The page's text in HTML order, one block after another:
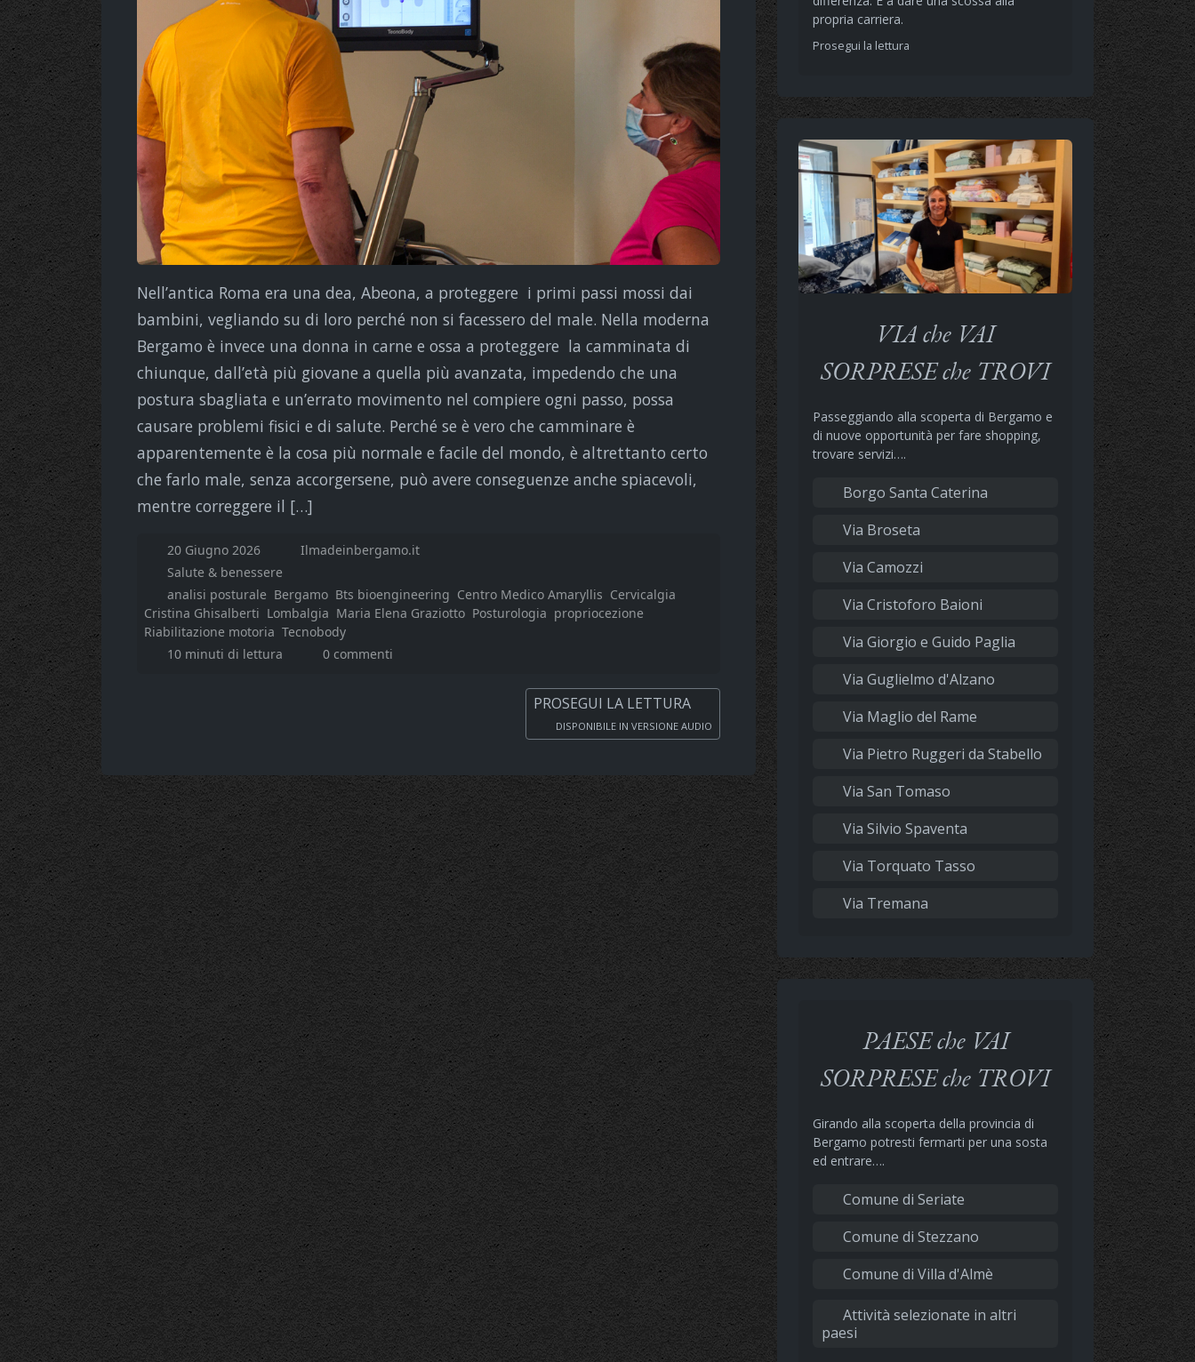
Nell’antica Roma era una dea, Abeona, a proteggere i primi passi mossi dai
bambini, vegliando su di loro perché non si facessero del male. Nella moderna
Bergamo è invece una donna in carne e ossa a proteggere la camminata di
chiunque, dall’età più giovane a quella più avanzata, impedendo che una
postura sbagliata e un’errato movimento nel compiere ogni passo, possa
causare problemi fisici e di salute. Perché se è vero che camminare è
apparentemente è la cosa più normale e facile del mondo, è altrettanto certo
che farlo male, senza accorgersene, può avere conseguenze anche spiacevoli,
mentre correggere il […]
20 Giugno 2026
Ilmadeinbergamo.it
Salute & benessere
analisi posturale Bergamo Bts bioengineering Centro Medico Amaryllis Cervicalgia
Cristina Ghisalberti Lombalgia Maria Elena Graziotto Posturologia propriocezione
Riabilitazione motoria Tecnobody
10 minuti di lettura
0 commenti
PROSEGUI LA LETTURA
DISPONIBILE IN VERSIONE AUDIO
propria carriera.
Prosegui la lettura
VIA che VAI
SORPRESE che TROVI
Passeggiando alla scoperta di Bergamo e
di nuove opportunità per fare shopping,
trovare servizi….
Borgo Santa Caterina
Via Broseta
Via Camozzi
Via Cristoforo Baioni
Via Giorgio e Guido Paglia
Via Guglielmo d'Alzano
Via Maglio del Rame
Via Pietro Ruggeri da Stabello
Via San Tomaso
Via Silvio Spaventa
Via Torquato Tasso
Via Tremana
PAESE che VAI
SORPRESE che TROVI
Girando alla scoperta della provincia di
Bergamo potresti fermarti per una sosta
ed entrare….
Comune di Seriate
Comune di Stezzano
Comune di Villa d'Almè
Attività selezionate in altri
paesi